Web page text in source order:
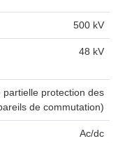
500 kV
48 kV
partielle protection des
de commutation)
Ac/dc